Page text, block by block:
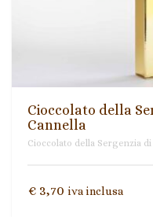
Cioccolato della
Cannella
Cioccolato della Sergenzia di
€ 3,70 iva inclusa